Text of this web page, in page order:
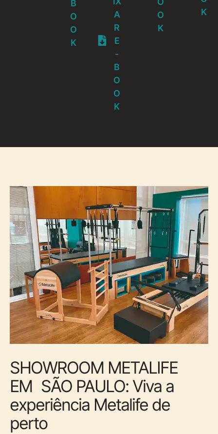
B
O
O
K
A
R
E
-
B
O
O
K
O
K
K
SHOWROOM METALIFE
EM SÃO PAULO: Viva a
experiência Metalife de
perto